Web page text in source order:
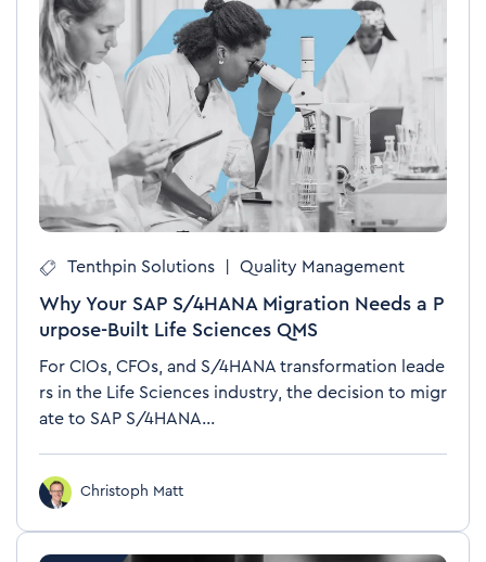
Tenthpin Solutions Quality Management
Why Your SAP S/4HANA Migration Needs a P
urpose-Built Life Sciences QMS
For CIOs, CFOs, and S/4HANA transformation leade
rs in the Life Sciences industry, the decision to migr
ate to SAP S/4HANA...
Christoph Matt